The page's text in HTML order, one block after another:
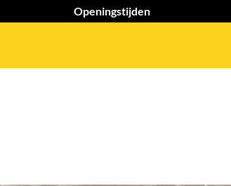
Openingstijden